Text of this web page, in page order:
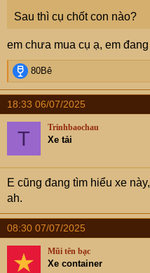
Sau thì cụ chốt con nào?
em chưa mua cụ ạ, em
R
e
a
c
t
n
s
:
80Bê
18:33 06/07/2025
T Trinhbaochau
Xe tải
E cũng đang tìm hiểu xe
ah.
08:30 07/07/2025
Mũi tên bạc
Xe container